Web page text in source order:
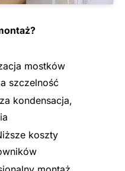
mostków
szczelność
kondensacja,
koszty